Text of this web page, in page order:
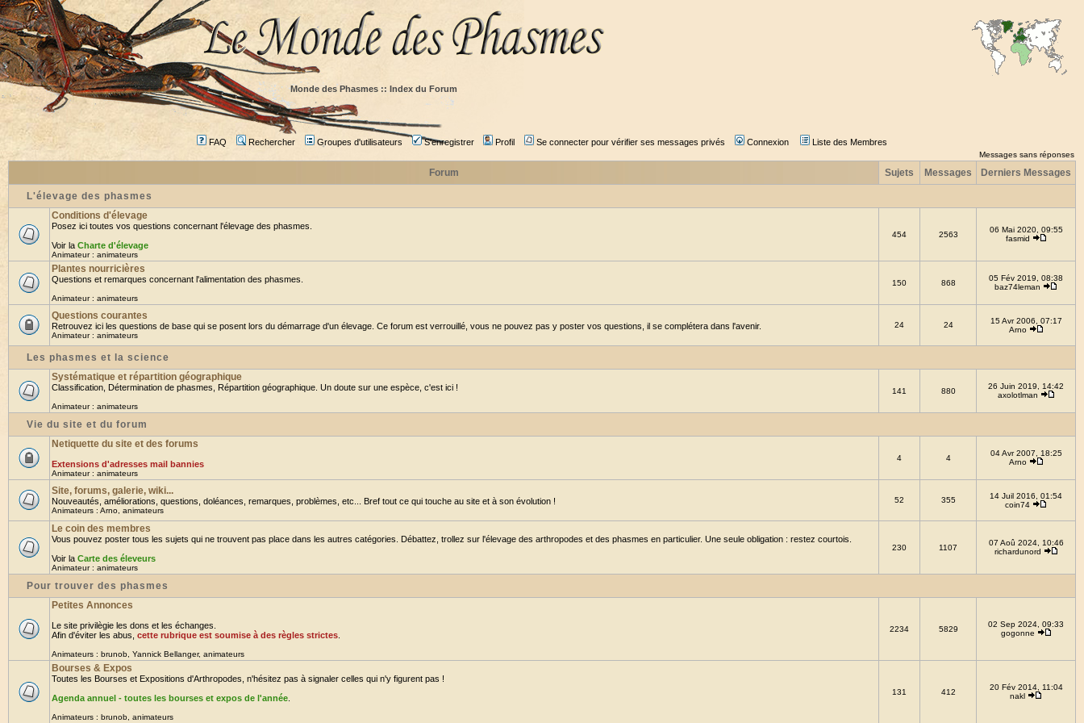
Monde des Phasmes :: Index du Forum
FAQ Rechercher Groupes d'utilisateurs S'enregistrer Profil Se connecter pour vérifier ses messages privés Connexion Liste des Membres
Messages sans réponses
Forum Sujets Messages Derniers Messages
L'élevage des phasmes
Conditions d'élevage
Posez ici toutes vos questions concernant l'élevage des phasmes.
Voir la Charte d'élevage
Animateur : animateurs
454 2563
06 Mai 2020, 09:55
fasmid
Plantes nourricières
Questions et remarques concernant l'alimentation des phasmes.
Animateur : animateurs
150 868
05 Fév 2019, 08:38
baz74leman
Questions courantes
Retrouvez ici les questions de base qui se posent lors du démarrage d'un élevage. Ce forum est verrouillé, vous ne pouvez pas y poster vos questions, il se complétera dans l'avenir.
Animateur : animateurs
24 24
15 Avr 2006, 07:17
Arno
Les phasmes et la science
Systématique et répartition géographique
Classification, Détermination de phasmes, Répartition géographique. Un doute sur une espèce, c'est ici !
Animateur : animateurs
141 880
26 Juin 2019, 14:42
axolotlman
Vie du site et du forum
Netiquette du site et des forums
Extensions d'adresses mail bannies
Animateur : animateurs
4 4
04 Avr 2007, 18:25
Arno
Site, forums, galerie, wiki...
Nouveautés, améliorations, questions, doléances, remarques, problèmes, etc... Bref tout ce qui touche au site et à son évolution !
Animateurs : Arno animateurs
52 355
14 Juil 2016, 01:54
coin74
Le coin des membres
Vous pouvez poster tous les sujets qui ne trouvent pas place dans les autres catégories. Débattez, trollez sur l'élevage des arthropodes et des phasmes en particulier. Une seule obligation : restez courtois.
Voir la Carte des éleveurs
Animateur : animateurs
230 1107
07 Aoû 2024, 10:46
richardunord
Pour trouver des phasmes
Petites Annonces
Le site privilègie les dons et les échanges.
Afin d'éviter les abus, cette rubrique est soumise à des règles strictes
Animateurs : brunob Yannick Bellanger, animateurs
2234 5829
02 Sep 2024, 09:33
gogonne
Bourses & Expos
Toutes les Bourses et Expositions d'Arthropodes, n'hésitez pas à signaler celles qui n'y figurent pas !
Agenda annuel - toutes les bourses et expos de l'année
Animateurs : brunob animateurs
131 412
20 Fév 2014, 11:04
nakl